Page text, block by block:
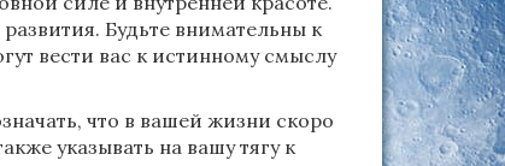
Будьте внимательны к
вести вас к истинному смыслу
что в вашей жизни скоро
указывать на вашу тягу к